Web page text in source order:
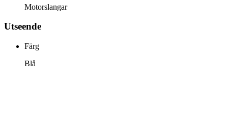
Motorslangar
Utseende
Färg
Blå